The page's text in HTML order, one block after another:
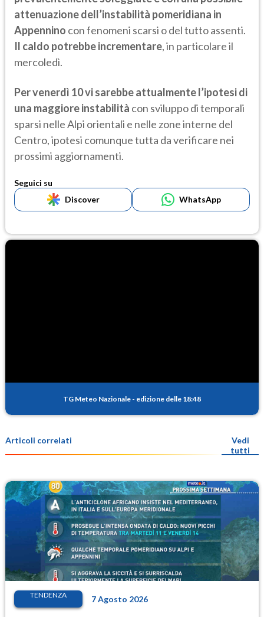
attenuazione dell’instabilità pomeridiana in
Appennino con fenomeni scarsi o del tutto assenti.
Il caldo potrebbe incrementare, in particolare il
mercoledì.
Per venerdì 10 vi sarebbe attualmente l’ipotesi di
una maggiore instabilità con sviluppo di temporali
sparsi nelle Alpi orientali e nelle zone interne del
Centro, ipotesi comunque tutta da verificare nei
prossimi aggiornamenti.
Seguici su
Discover
WhatsApp
TG Meteo Nazionale - edizione delle 18:48
Articoli correlati
Vedi
tutti
TENDENZA 7 Agosto 2026